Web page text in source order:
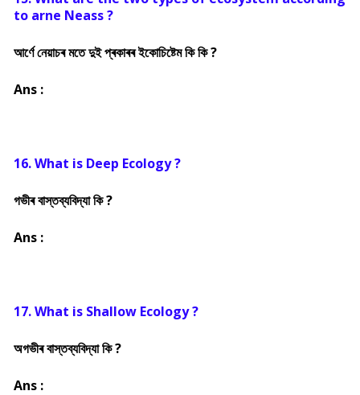
to arne Neass ?
আৰ্ণে নেয়াচৰ মতে দুই প্ৰকাৰৰ ইকোচিষ্টেম কি কি ?
Ans :
16. What is Deep Ecology ?
গভীৰ বাস্তব্যবিদ্যা কি ?
Ans :
17. What is Shallow Ecology ?
অগভীৰ বাস্তব্যবিদ্যা কি ?
Ans :